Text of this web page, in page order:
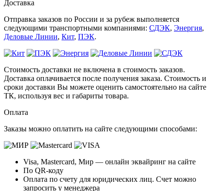
Доставка
Отправка заказов по России и за рубеж выполняется
следующими транспортными компаниями: СДЭК, Энергия,
Деловые Линии, Кит, ПЭК.
Стоимость доставки не включена в стоимость заказов.
Доставка оплачивается после получения заказа. Стоимость и
сроки доставки Вы можете оценить самостоятельно на сайте
ТК, используя вес и габариты товара.
Оплата
Заказы можно оплатить на сайте следующими способами:
Visa, Mastercard, Мир — онлайн эквайринг на сайте
По QR-коду
Оплата по счету для юридических лиц. Счет можно
запросить у менеджера